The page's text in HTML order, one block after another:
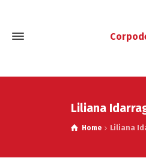
Liliana
Home Liliana